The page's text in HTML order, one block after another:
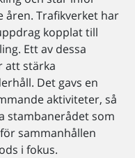
Trafikverket har
kopplat till
Ett av dessa
att stärka
Det gavs en
aktiviteter, så
stambanerådet som
sammanhållen
i fokus.